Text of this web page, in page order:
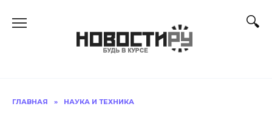
ГЛАВНАЯ » НАУКА И ТЕХНИКА